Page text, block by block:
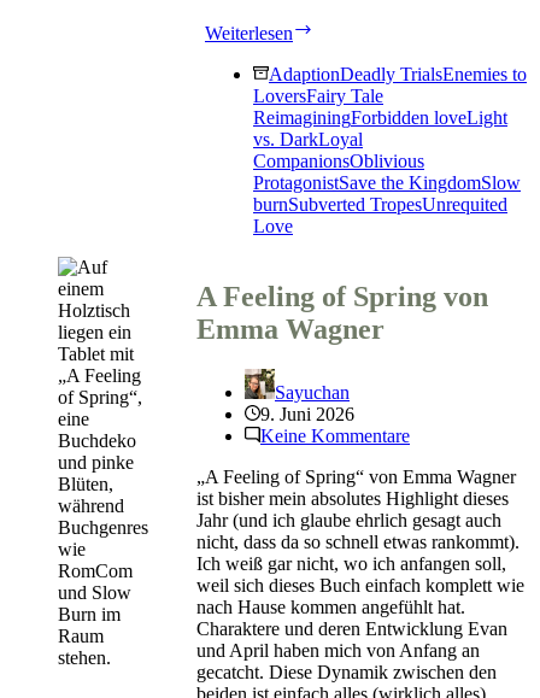
Weiterlesen
Das
Mädchen
im
Turm
von
Alex
J.
AdaptionDeadly TrialsEnemies to
LoversFairy Tale
ReimaginingForbidden loveLight
vs. DarkLoyal
CompanionsOblivious
ProtagonistSave the KingdomSlow
burnSubverted TropesUnrequited
Love
A Feeling of Spring von
Emma Wagner
Sayuchan
9. Juni 2026
Keine Kommentare
„A Feeling of Spring“ von Emma Wagner
ist bisher mein absolutes Highlight dieses
Jahr (und ich glaube ehrlich gesagt auch
nicht, dass da so schnell etwas rankommt).
Ich weiß gar nicht, wo ich anfangen soll,
weil sich dieses Buch einfach komplett wie
nach Hause kommen angefühlt hat.
Charaktere und deren Entwicklung Evan
und April haben mich von Anfang an
gecatcht. Diese Dynamik zwischen den